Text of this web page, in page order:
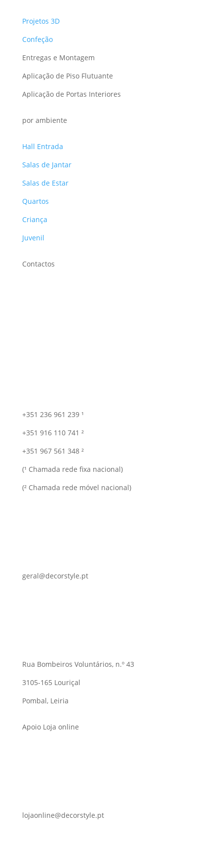
Projetos 3D
Confeção
Entregas e Montagem
Aplicação de Piso Flutuante
Aplicação de Portas Interiores
por ambiente
Hall Entrada
Salas de Jantar
Salas de Estar
Quartos
Criança
Juvenil
Contactos
+351 236 961 239 ¹
+351 916 110 741 ²
+351 967 561 348 ²
(¹ Chamada rede fixa nacional)
(² Chamada rede móvel nacional)
geral@decorstyle.pt
Rua Bombeiros Voluntários, n.º 43
3105-165 Louriçal
Pombal, Leiria
Apoio Loja online
lojaonline@decorstyle.pt